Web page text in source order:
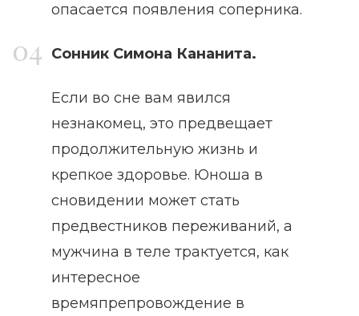
опасается появления соперника.
Сонник Симона Кананита.
Если во сне вам явился
незнакомец, это предвещает
продолжительную жизнь и
крепкое здоровье. Юноша в
сновидении может стать
предвестников переживаний, а
мужчина в теле трактуется, как
интересное
времяпрепровождение в